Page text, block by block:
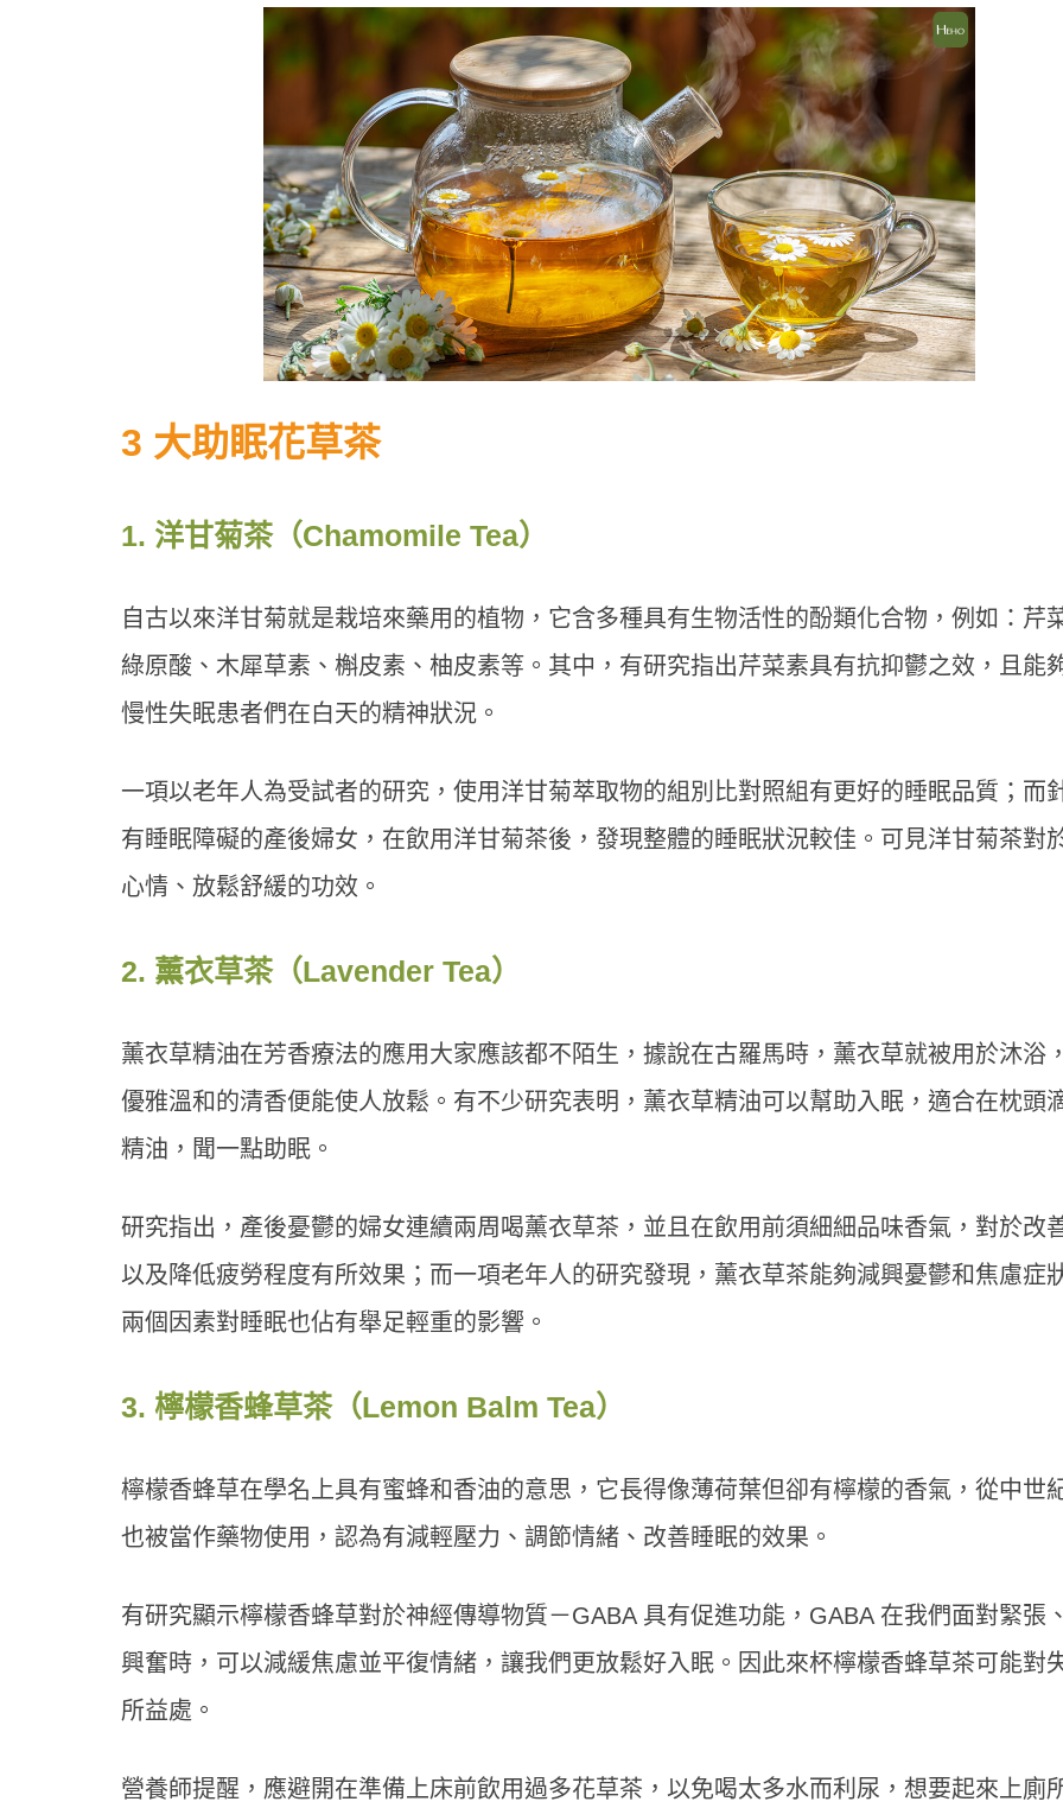
3 大助眠花草茶
1. 洋甘菊茶（Chamomile Tea）
自古以來洋甘菊就是栽培來藥用的植物，它含多種具有生物活性的酚類化合物，例如：芹
綠原酸、木犀草素、槲皮素、柚皮素等。其中，有研究指出芹菜素具有抗抑鬱之效，且能
慢性失眠患者們在白天的精神狀況。
一項以老年人為受試者的研究，使用洋甘菊萃取物的組別比對照組有更好的睡眠品質；而
有睡眠障礙的產後婦女，在飲用洋甘菊茶後，發現整體的睡眠狀況較佳。可見洋甘菊茶對
心情、放鬆舒緩的功效。
2. 薰衣草茶（Lavender Tea）
薰衣草精油在芳香療法的應用大家應該都不陌生，據說在古羅馬時，薰衣草就被用於沐浴
優雅溫和的清香便能使人放鬆。有不少研究表明，薰衣草精油可以幫助入眠，適合在枕頭
精油，聞一點助眠。
研究指出，產後憂鬱的婦女連續兩周喝薰衣草茶，並且在飲用前須細細品味香氣，對於改
以及降低疲勞程度有所效果；而一項老年人的研究發現，薰衣草茶能夠減興憂鬱和焦慮症
兩個因素對睡眠也佔有舉足輕重的影響。
3. 檸檬香蜂草茶（Lemon Balm Tea）
檸檬香蜂草在學名上具有蜜蜂和香油的意思，它長得像薄荷葉但卻有檸檬的香氣，從中世
也被當作藥物使用，認為有減輕壓力、調節情緒、改善睡眠的效果。
有研究顯示檸檬香蜂草對於神經傳導物質－GABA 具有促進功能，GABA 在我們面對緊張
興奮時，可以減緩焦慮並平復情緒，讓我們更放鬆好入眠。因此來杯檸檬香蜂草茶可能對
所益處。
營養師提醒，應避開在準備上床前飲用過多花草茶，以免喝太多水而利尿，想要起來上廁
年末聚餐多腸胃不適？天冷哈啾打不
停？營養師揭秘「益生菌挑選重點」
提升保護力
不喝咖啡就好累？營養師
3多」從根本改善精神